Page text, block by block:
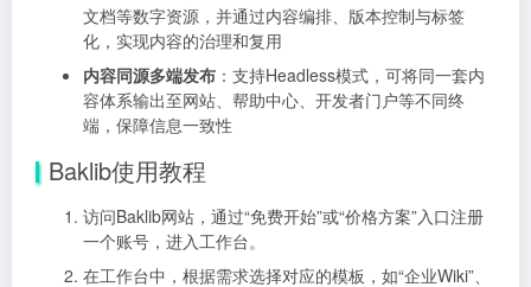
文档等数字资源，并通过内容编排、版本控制与标签
化，实现内容的治理和复用
内容同源多端发布 ：支持Headless模式，可将同一套内
容体系输出至网站、帮助中心、开发者门户等不同终
端，保障信息一致性
Baklib使用教程
访问Baklib网站，通过“免费开始”或“价格方案”入口注册
一个账号，进入工作台。
在工作台中，根据需求选择对应的模板，如“企业Wiki”、